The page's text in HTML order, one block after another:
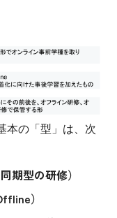
本の「型」は、次
期型の研修）
）